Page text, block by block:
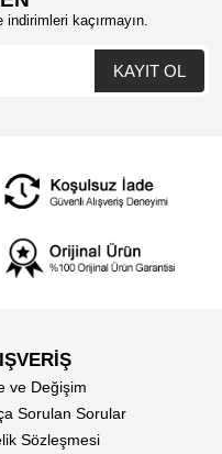
kaçırmayın.
ve Değişim
Sorulan Sorular
Sözleşmesi